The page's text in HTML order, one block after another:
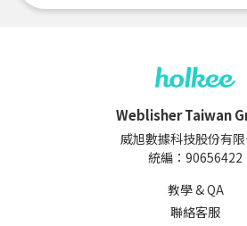
Weblisher Taiwan
威旭數據科技股份有
統編：90656422
教學 & QA
聯絡客服